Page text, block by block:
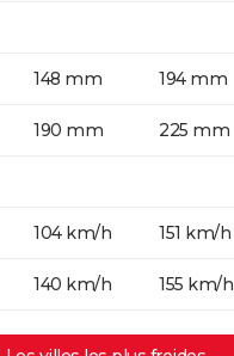
148 mm 194 mm
190 mm 225 mm
104 km/h 151 km/h
140 km/h 155 km/h